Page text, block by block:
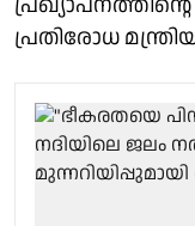
പ്രതിരോധ